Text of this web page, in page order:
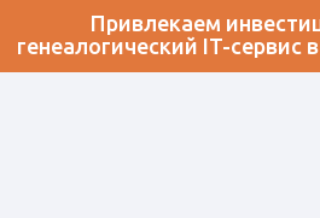
Привлекаем
генеалогический IT-сервис